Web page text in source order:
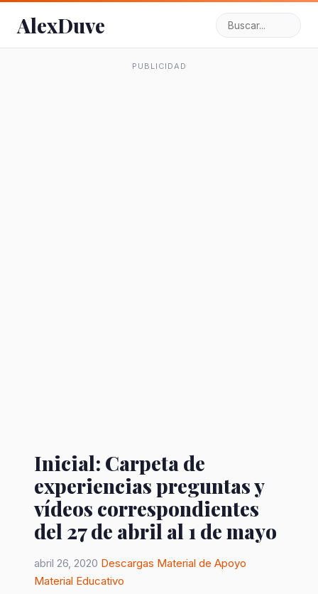
AlexDuve
PUBLICIDAD
Inicial: Carpeta de
experiencias preguntas y
vídeos correspondientes
del 27 de abril al 1 de mayo
abril 26, 2020 Descargas Material de Apoyo
Material Educativo